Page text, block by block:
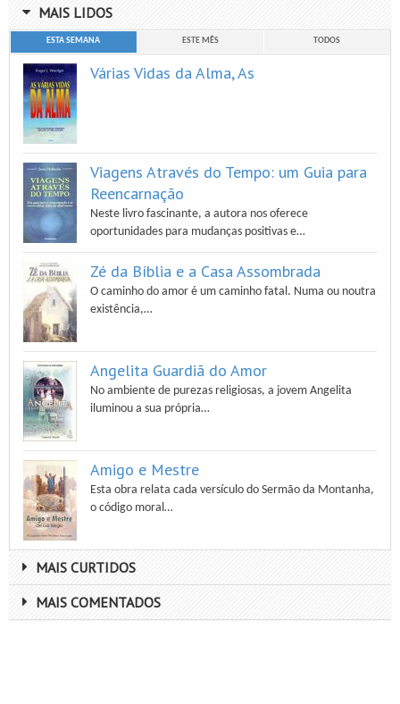
MAIS LIDOS
ESTA SEMANA ESTE MÊS TODOS
Várias Vidas da Alma, As
Viagens Através do Tempo: um Guia para
Reencarnação
Neste livro fascinante, a autora nos oferece
oportunidades para mudanças positivas e…
Zé da Bíblia e a Casa Assombrada
O caminho do amor é um caminho fatal. Numa ou noutra
existência,…
Angelita Guardiã do Amor
No ambiente de purezas religiosas, a jovem Angelita
iluminou a sua própria…
Amigo e Mestre
Esta obra relata cada versículo do Sermão da Montanha,
o código moral…
MAIS CURTIDOS
MAIS COMENTADOS